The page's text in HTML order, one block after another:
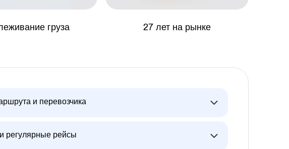
груза 27 лет на рынке
и перевозчика
регулярные рейсы